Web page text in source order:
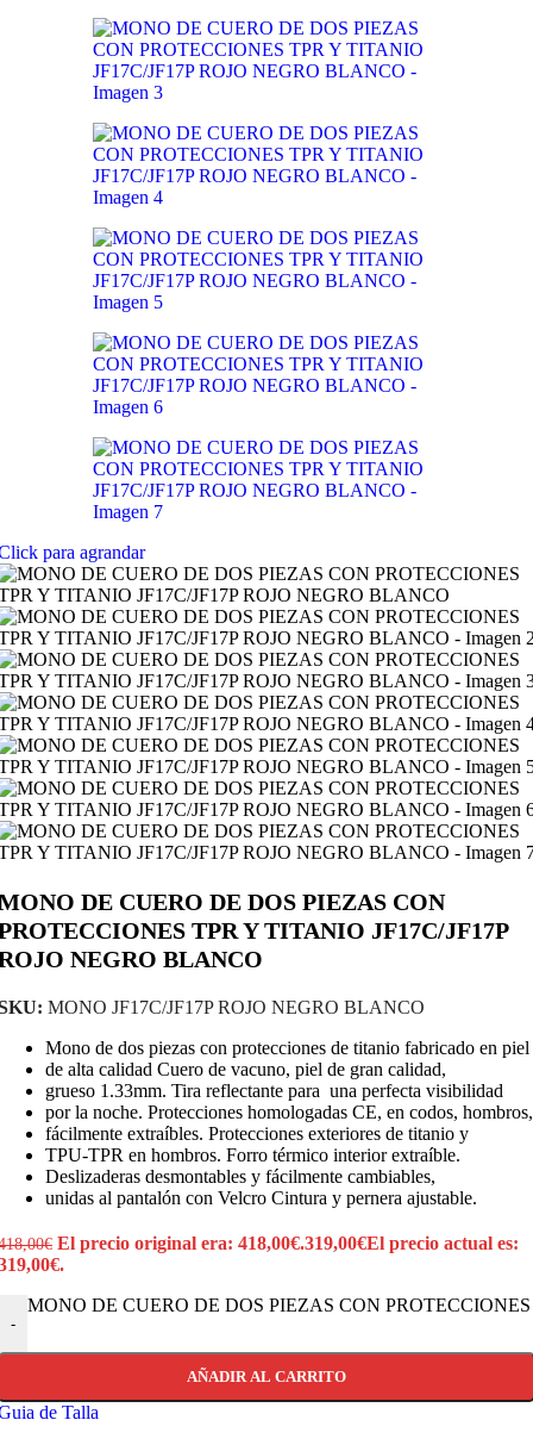
para agrandar
DE CUERO DE DOS PIEZAS CON
TPR Y TITANIO JF17C/JF17P
NEGRO BLANCO
MONO JF17C/JF17P ROJO NEGRO BLANCO
Mono de dos piezas con protecciones de titanio fabricado en piel
de alta calidad Cuero de vacuno, piel de gran calidad,
grueso 1.33mm. Tira reflectante para una perfecta visibilidad
por la noche. Protecciones homologadas CE, en codos, hombros,
fácilmente extraíbles. Protecciones exteriores de titanio y
TPU-TPR en hombros. Forro térmico interior extraíble.
Deslizaderas desmontables y fácilmente cambiables,
unidas al pantalón con Velcro Cintura y pernera ajustable.
€ El precio original era: 418,00€.319,00€El precio actual es:
-
MONO DE CUERO DE DOS PIEZAS CON
AÑADIR AL CARRITO
de Talla